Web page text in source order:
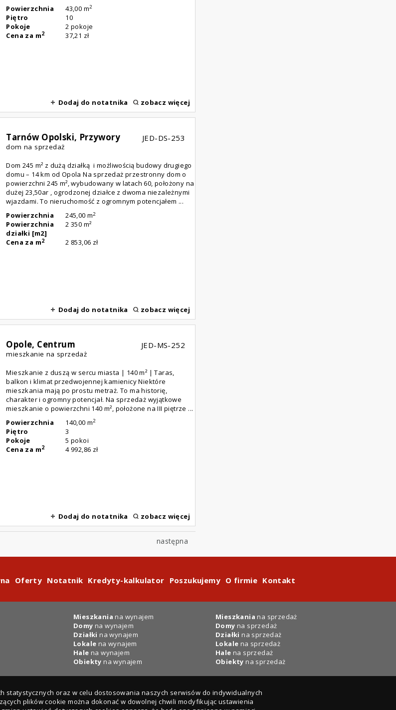
Powierzchnia
43,00 m2
Piętro
10
Pokoje
2 pokoje
Cena za m2 37,21 zł
Dodaj do notatnika zobacz więcej
Tarnów Opolski, Przywory
dom na sprzedaż
JED-DS-253
Dom 245 m² z dużą działką i możliwością budowy drugiego
domu – 14 km od Opola Na sprzedaż przestronny dom o
powierzchni 245 m², wybudowany w latach 60, położony na
dużej 23,50ar , ogrodzonej działce z dwoma niezależnymi
wjazdami. To nieruchomość z ogromnym potencjałem ...
Powierzchnia
245,00 m2
Powierzchnia
działki [m2]
2 350 m²
Cena za m2 2 853,06 zł
Dodaj do notatnika zobacz więcej
Opole, Centrum
mieszkanie na sprzedaż
JED-MS-252
Mieszkanie z duszą w sercu miasta | 140 m² | Taras,
balkon i klimat przedwojennej kamienicy Niektóre
mieszkania mają po prostu metraż. To ma historię,
charakter i ogromny potencjał. Na sprzedaż wyjątkowe
mieszkanie o powierzchni 140 m², położone na III piętrze ...
Powierzchnia
140,00 m2
Piętro
3
Pokoje
5 pokoi
Cena za m2 4 992,86 zł
Dodaj do notatnika zobacz więcej
następna
Oferty Notatnik Kredyty-kalkulator Poszukujemy O firmie Kontakt
Mieszkania na wynajem
Domy na wynajem
Działki na wynajem
Lokale na wynajem
Hale na wynajem
Obiekty na wynajem
Mieszkania na sprzedaż
Domy na sprzedaż
Działki na sprzedaż
Lokale na sprzedaż
Hale na sprzedaż
Obiekty na sprzedaż
statystycznych oraz w celu dostosowania naszych serwisów do indywidualnych
plików cookie można dokonać w dowolnej chwili modyfikując ustawienia